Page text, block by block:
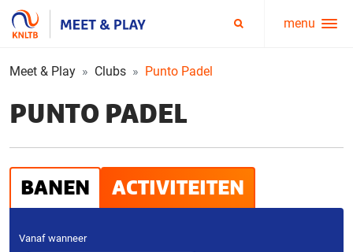
Service
menu
menu
Meet & Play Clubs Punto Padel
PUNTO PADEL
BANEN ACTIVITEITEN
Vanaf wanneer